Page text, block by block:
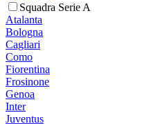
Squadra Serie A
Atalanta
Bologna
Cagliari
Como
Fiorentina
Frosinone
Genoa
Inter
Juventus